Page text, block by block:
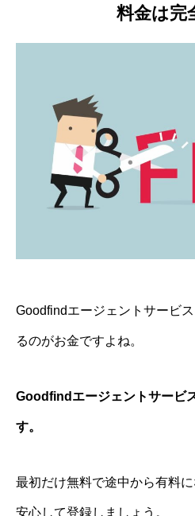
料金は完
Goodfindエージェントサービ
るのがお金ですよね。
Goodfindエージェントサービ
す。
最初だけ無料で途中から有料
安心して登録しましょう。